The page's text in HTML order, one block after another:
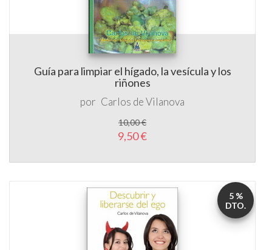
Guía para limpiar el hígado, la vesícula y los
riñones
Carlos de Vilanova
10,00 €
9,50 €
DTO.